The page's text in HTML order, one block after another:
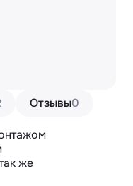
Отзывы0
же